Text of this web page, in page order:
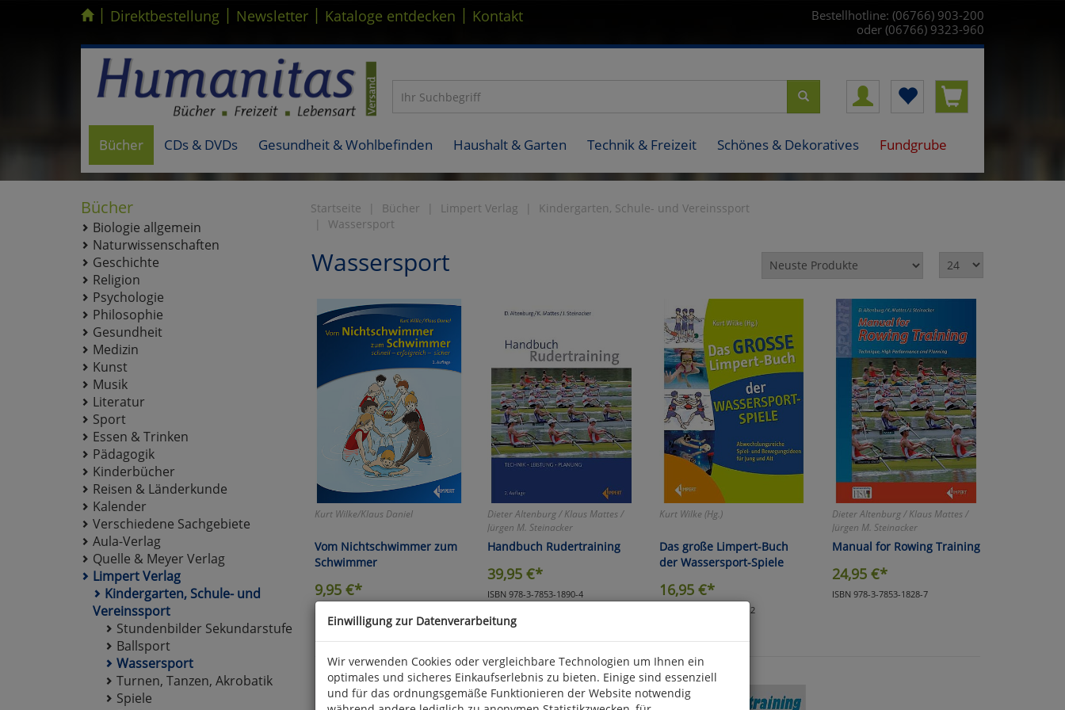
Kompletten Head der Seite überspringen
| Direktbestellung | Newsletter | Kataloge entdecken | Kontakt
Bestellhotline: (06766) 903-200
oder (06766) 9323-960
Bücher CDs & DVDs Gesundheit & Wohlbefinden Haushalt & Garten Technik & Freizeit Schönes & Dekoratives Fundgrube
Bücher
Biologie allgemein
Naturwissenschaften
Geschichte
Religion
Psychologie
Philosophie
Gesundheit
Medizin
Kunst
Musik
Literatur
Sport
Essen & Trinken
Pädagogik
Kinderbücher
Reisen & Länderkunde
Kalender
Verschiedene Sachgebiete
Aula-Verlag
Quelle & Meyer Verlag
Limpert Verlag
Kindergarten, Schule- und
Vereinssport
Stundenbilder Sekundarstufe
Ballsport
Wassersport
Turnen, Tanzen, Akrobatik
Spiele
Startseite Bücher Limpert Verlag
Kindergarten, Schule- und Vereinssport
Wassersport
Wassersport
Kurt Wilke/Klaus Daniel
Vom Nichtschwimmer zum
Schwimmer
9,95 €*
Dieter Altenburg / Klaus Mattes /
Jürgen M. Steinacker
Handbuch Rudertraining
39,95€*
ISBN 978-3-7853-1890-4
Kurt Wilke (Hg.)
Das große Limpert-Buch
der Wassersport-Spiele
16,95 €*
ISBN 978-3-7853-1865-2
Dieter Altenburg / Klaus Mattes /
Jürgen M. Steinacker
Manual for Rowing Training
24,95€*
ISBN 978-3-7853-1828-7
Einwilligung zur Datenverarbeitung
Wir verwenden Cookies oder vergleichbare Technologien um Ihnen ein
optimales und sicheres Einkaufserlebnis zu bieten. Einige sind essenziell
und für das ordnungsgemäße Funktionieren der Website notwendig